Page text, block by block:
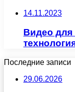
14.11.2023
Видео для
Последние записи
29.06.2026